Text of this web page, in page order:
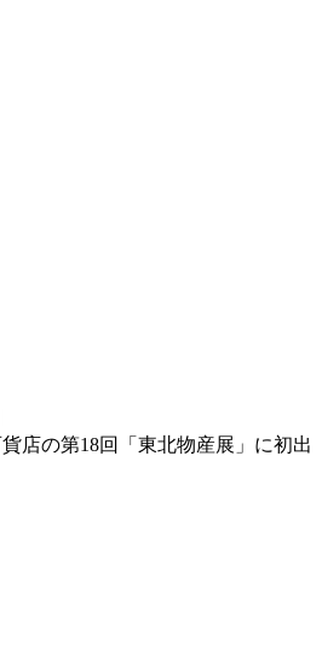
店の第18回「東北物産展」に初出